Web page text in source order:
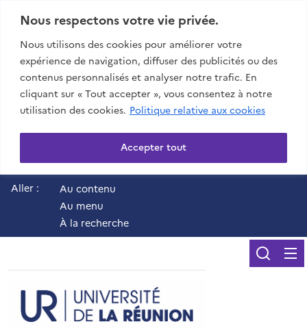
Nous respectons votre vie privée.
Nous utilisons des cookies pour améliorer votre
expérience de navigation, diffuser des publicités ou des
contenus personnalisés et analyser notre trafic. En
cliquant sur « Tout accepter », vous consentez à notre
utilisation des cookies. Politique relative aux cookies
Accepter tout
Aller :
Au contenu
Au menu
À la recherche